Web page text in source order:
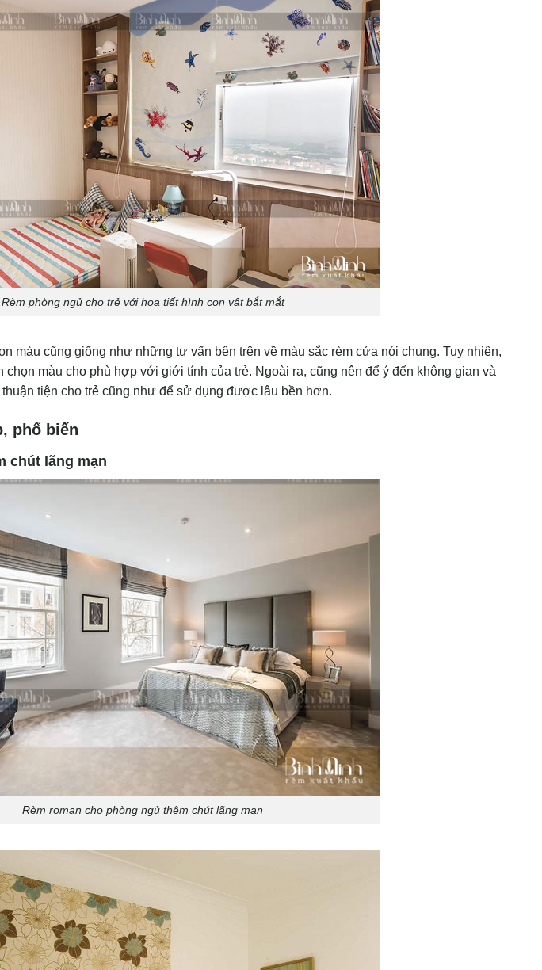
Rèm phòng ngủ cho trẻ với họa tiết hình con vật bắt mắt
màu cũng giống như những tư vấn bên trên về màu sắc rèm cửa nói chung. Tuy nhiên,
chọn màu cho phù hợp với giới tính của trẻ. Ngoài ra, cũng nên để ý đến không gian và
tiện cho trẻ cũng như để sử dụng được lâu bền hơn.
phổ biến
chút lãng mạn
Rèm roman cho phòng ngủ thêm chút lãng mạn